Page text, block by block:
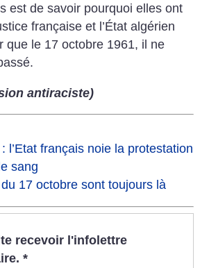
est de savoir pourquoi elles ont
française et l’État algérien
que le 17 octobre 1961, il ne
antiraciste)
l’Etat français noie la protestation
sang
17 octobre sont toujours là
recevoir l'infolettre
*